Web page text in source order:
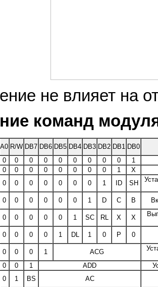
не влияет на
команд
A0 R/W DB7 DB6 DB5 DB4 DB3 DB2 DB1 DB0
0 0 0 0 0 0 0 0 0
1
0 0 0 0 0 0 0 0 1
X
0 0 0 0 0 0 0 1 ID SH
0 0 0 0 0 0 1 D C B
0 0 0 0 0 1 SС RL X X
0 0 0 0 1 DL 1 0 P 0
0 0 0 1 ACG
0 0 1 ADD
0 1 BS
AC